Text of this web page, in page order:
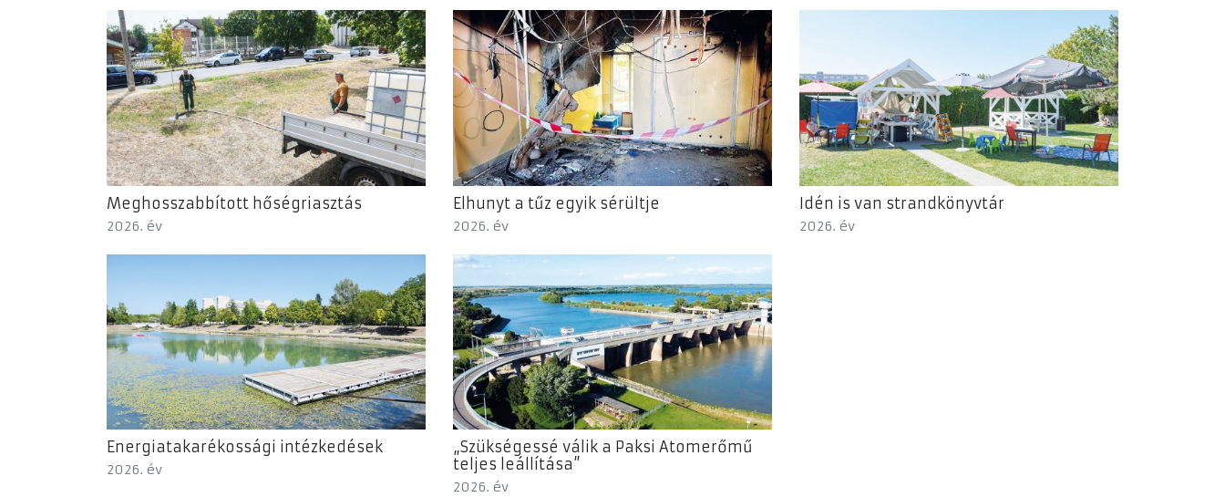
Meghosszabbított hőségriasztás
2026. év
Elhunyt a tűz egyik sérültje
2026. év
Idén is van strandkönyvtár
2026. év
Energiatakarékossági intézkedések
2026. év
„Szükségessé válik a Paksi Atomerőmű
teljes leállítása”
2026. év